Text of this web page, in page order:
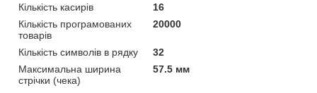
Кількість касирів
16
Кількість програмованих
товарів
20000
Кількість символів в рядку
32
Максимальна ширина
стрічки (чека)
57.5 мм